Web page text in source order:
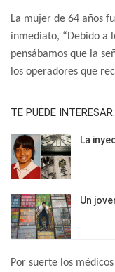
La mujer de 64 años
inmediato, “Debido a
pensábamos que la
los operadores que
TE PUEDE INTERESAR:
La
Un
Por suerte los